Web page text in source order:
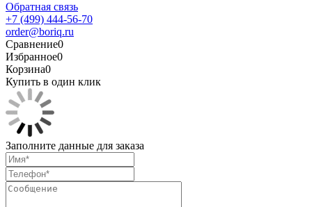
Обратная связь
+7 (499) 444-56-70
order@boriq.ru
Сравнение0
Избранное0
Корзина0
Купить в один клик
Заполните данные для заказа